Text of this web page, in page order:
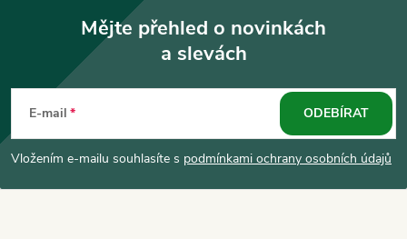
p
Mějte přehled o novinkách
a slevách
E-mail
Vložením e-mailu souhlasíte s podmínkami ochrany osobních údajů
ODEBÍRAT